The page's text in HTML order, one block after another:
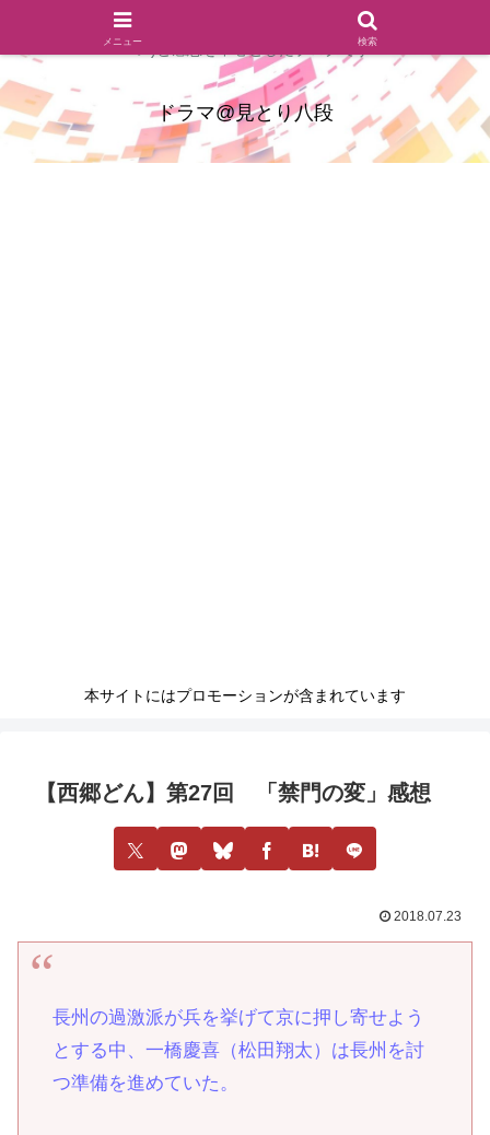
ドラマのシーンとセリフを切り取ったあらすじレビュー(復習ネタ
バレ)と感想を中心としたブログです
ドラマ@見とり八段
本サイトにはプロモーションが含まれています
【西郷どん】第27回 「禁門の変」感想
2018.07.23
長州の過激派が兵を挙げて京に押し寄せよう
とする中、一橋慶喜（松田翔太）は長州を討
つ準備を進めていた。
メニュー 検索